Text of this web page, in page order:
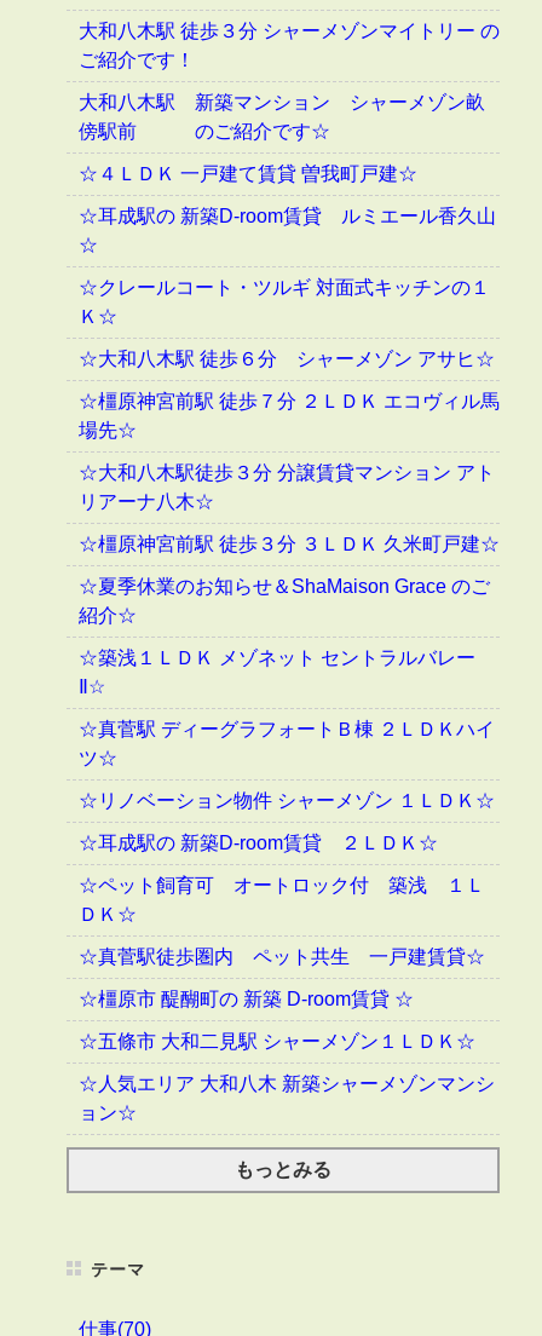
大和八木駅 徒歩３分 シャーメゾンマイトリー の
ご紹介です！
大和八木駅 新築マンション シャーメゾン畝
傍駅前 のご紹介です☆
☆４ＬＤＫ 一戸建て賃貸 曽我町戸建☆
☆耳成駅の 新築D-room賃貸 ルミエール香久山
☆
☆クレールコート・ツルギ 対面式キッチンの１
Ｋ☆
☆大和八木駅 徒歩６分 シャーメゾン アサヒ☆
☆橿原神宮前駅 徒歩７分 ２ＬＤＫ エコヴィル馬
場先☆
☆大和八木駅徒歩３分 分譲賃貸マンション アト
リアーナ八木☆
☆橿原神宮前駅 徒歩３分 ３ＬＤＫ 久米町戸建☆
☆夏季休業のお知らせ＆ShaMaison Grace のご
紹介☆
☆築浅１ＬＤＫ メゾネット セントラルバレー
Ⅱ☆
☆真菅駅 ディーグラフォートＢ棟 ２ＬＤＫハイ
ツ☆
☆リノベーション物件 シャーメゾン １ＬＤＫ☆
☆耳成駅の 新築D-room賃貸 ２ＬＤＫ☆
☆ペット飼育可 オートロック付 築浅 １Ｌ
ＤＫ☆
☆真菅駅徒歩圏内 ペット共生 一戸建賃貸☆
☆橿原市 醍醐町の 新築 D-room賃貸 ☆
☆五條市 大和二見駅 シャーメゾン１ＬＤＫ☆
☆人気エリア 大和八木 新築シャーメゾンマンシ
ョン☆
もっとみる
テーマ
仕事(70)